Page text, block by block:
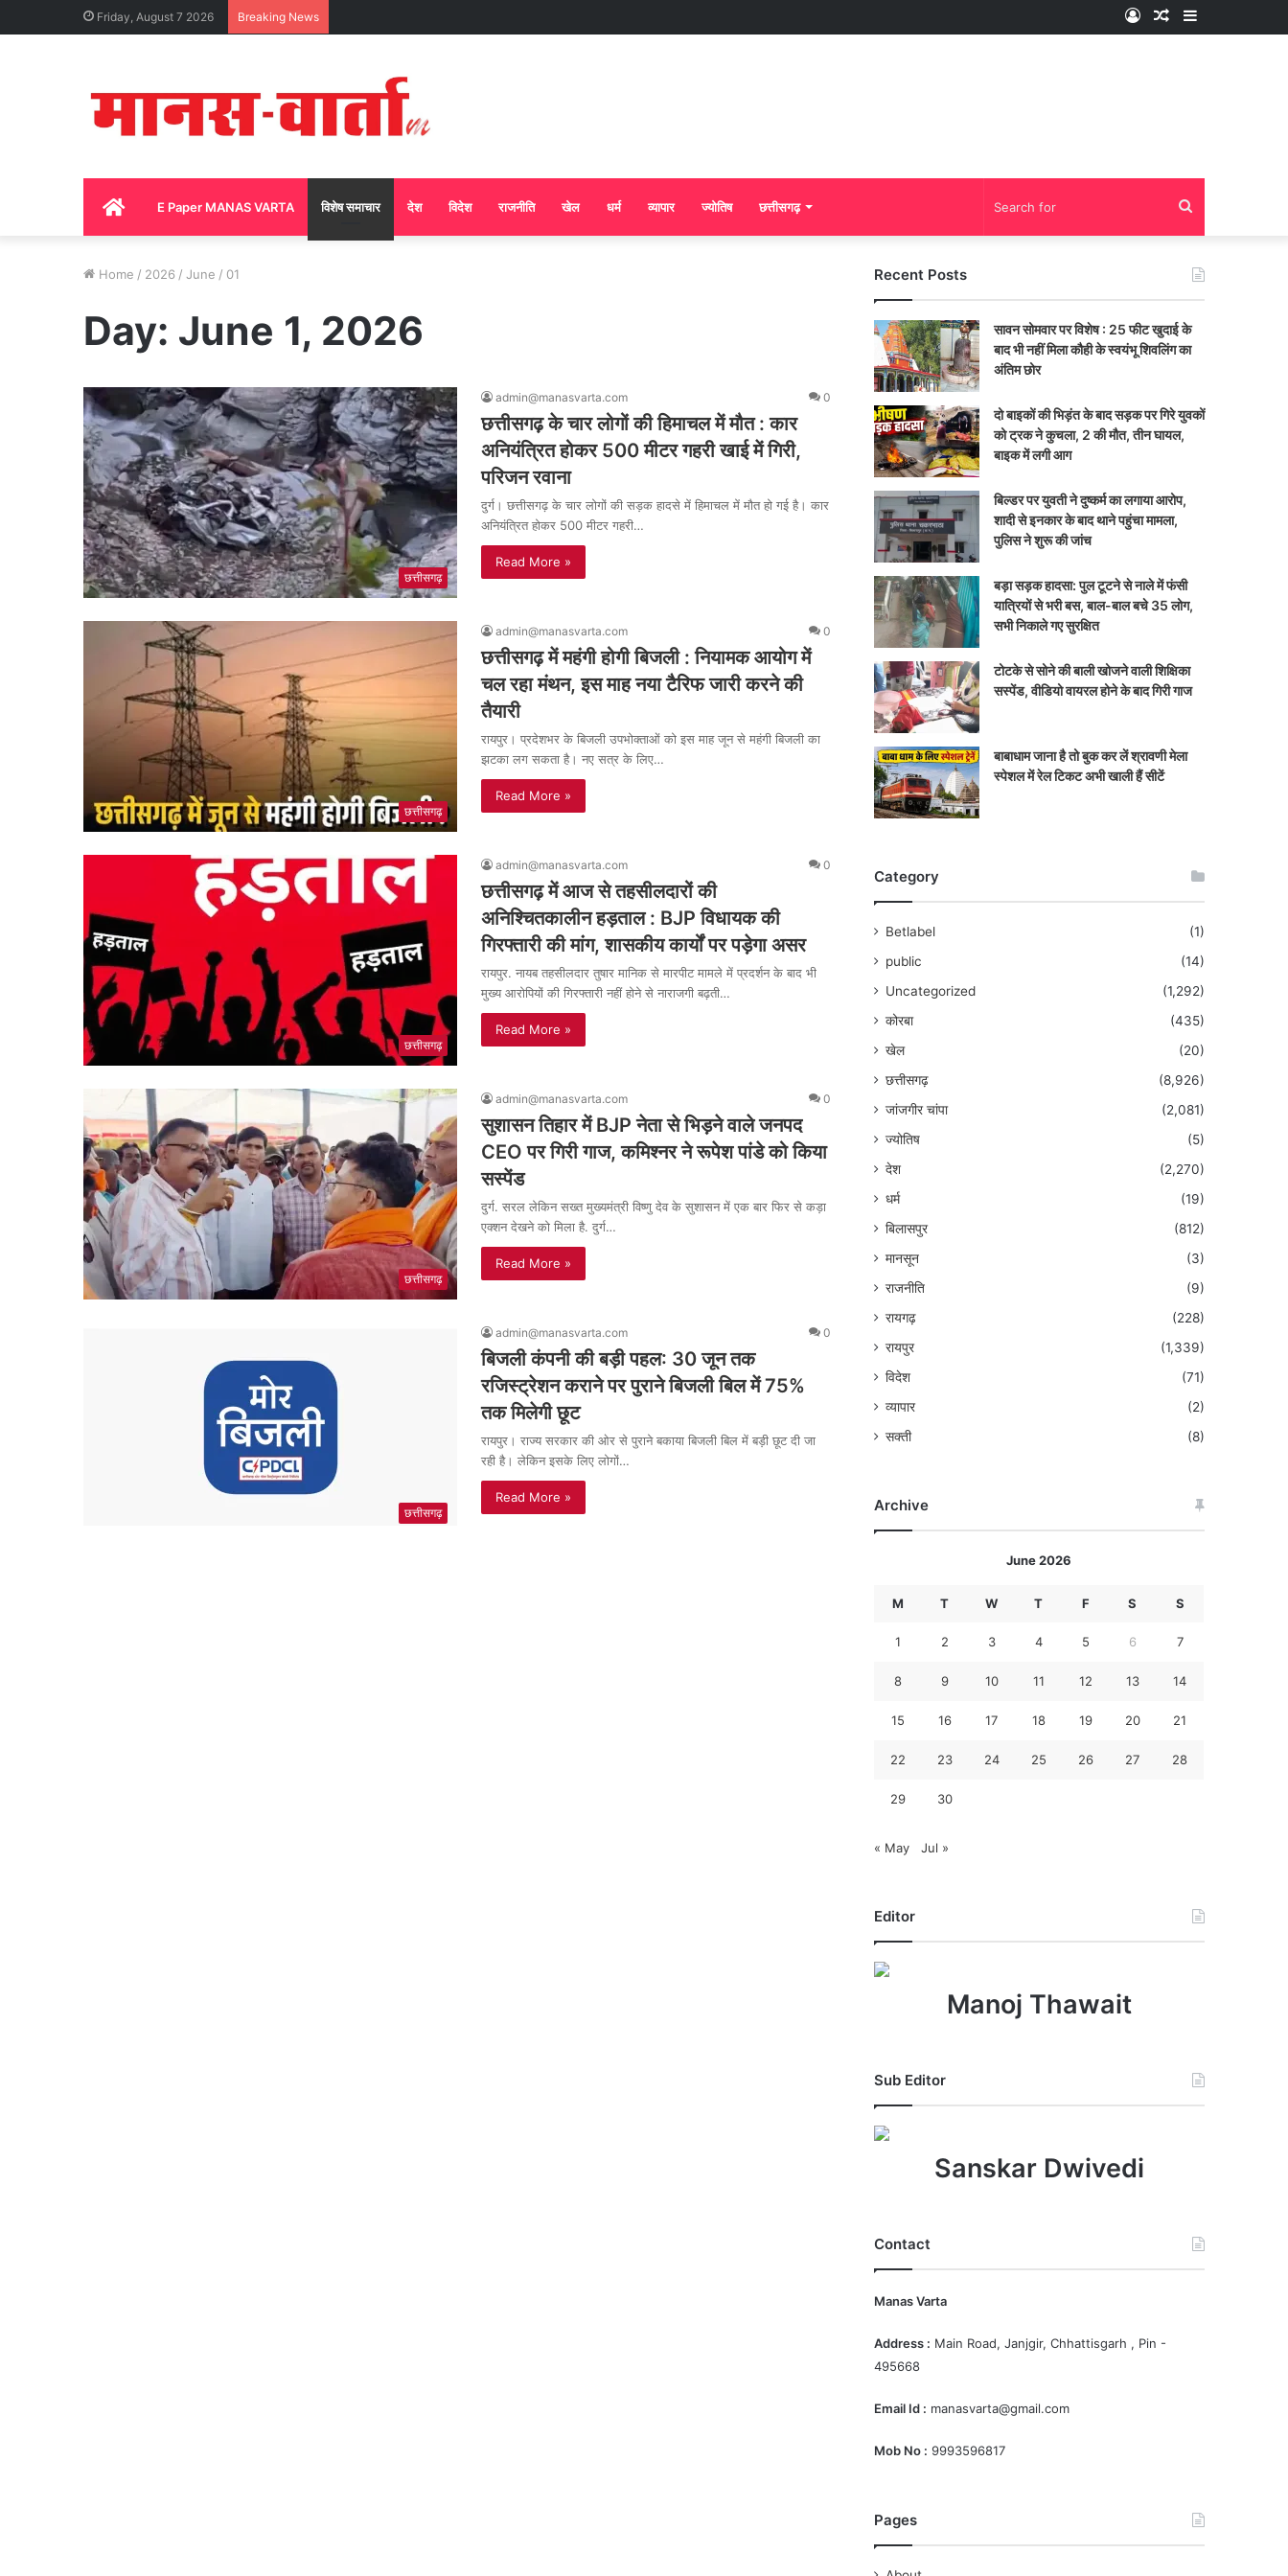
Friday, August 7 2026 Breaking News Sidebar
Random
Log
HomeE Paper MANAS VARTA विशेष समाचार देश विदेश राजनीति खेल धर्म व्यापार ज्योतिष छत्तीसगढ़ Search
for
Home / 2026 / June / 01
Day: June 1, 2026
छत्तीसगढ़
admin@manasvarta.com 0
छत्तीसगढ़ के चार लोगों की हिमाचल में मौत : कार
अनियंत्रित होकर 500 मीटर गहरी खाई में गिरी,
परिजन रवाना
दुर्ग। छत्तीसगढ़ के चार लोगों की सड़क हादसे में हिमाचल में मौत हो गई है। कार
अनियंत्रित होकर 500 मीटर गहरी…
Read More »
छत्तीसगढ़
admin@manasvarta.com 0
छत्तीसगढ़ में महंगी होगी बिजली : नियामक आयोग में
चल रहा मंथन, इस माह नया टैरिफ जारी करने की
तैयारी
रायपुर। प्रदेशभर के बिजली उपभोक्ताओं को इस माह जून से महंगी बिजली का
झटका लग सकता है। नए सत्र के लिए…
Read More »
छत्तीसगढ़
admin@manasvarta.com 0
छत्तीसगढ़ में आज से तहसीलदारों की
अनिश्चितकालीन हड़ताल : BJP विधायक की
गिरफ्तारी की मांग, शासकीय कार्यों पर पड़ेगा असर
रायपुर. नायब तहसीलदार तुषार मानिक से मारपीट मामले में प्रदर्शन के बाद भी
मुख्य आरोपियों की गिरफ्तारी नहीं होने से नाराजगी बढ़ती…
Read More »
छत्तीसगढ़
admin@manasvarta.com 0
सुशासन तिहार में BJP नेता से भिड़ने वाले जनपद
CEO पर गिरी गाज, कमिश्नर ने रूपेश पांडे को किया
सस्पेंड
दुर्ग. सरल लेकिन सख्त मुख्यमंत्री विष्णु देव के सुशासन में एक बार फिर से कड़ा
एक्शन देखने को मिला है. दुर्ग…
Read More »
छत्तीसगढ़
admin@manasvarta.com 0
बिजली कंपनी की बड़ी पहल: 30 जून तक
रजिस्ट्रेशन कराने पर पुराने बिजली बिल में 75%
तक मिलेगी छूट
रायपुर। राज्य सरकार की ओर से पुराने बकाया बिजली बिल में बड़ी छूट दी जा
रही है। लेकिन इसके लिए लोगों…
Read More »
Recent Posts
सावन सोमवार पर विशेष : 25 फीट खुदाई के
बाद भी नहीं मिला कौही के स्वयंभू शिवलिंग का
अंतिम छोर
दो बाइकों की भिड़ंत के बाद सड़क पर गिरे युवकों
को ट्रक ने कुचला, 2 की मौत, तीन घायल,
बाइक में लगी आग
बिल्डर पर युवती ने दुष्कर्म का लगाया आरोप,
शादी से इनकार के बाद थाने पहुंचा मामला,
पुलिस ने शुरू की जांच
बड़ा सड़क हादसा: पुल टूटने से नाले में फंसी
यात्रियों से भरी बस, बाल-बाल बचे 35 लोग,
सभी निकाले गए सुरक्षित
टोटके से सोने की बाली खोजने वाली शिक्षिका
सस्पेंड, वीडियो वायरल होने के बाद गिरी गाज
बाबाधाम जाना है तो बुक कर लें श्रावणी मेला
स्पेशल में रेल टिकट अभी खाली हैं सीटें
Category
Betlabel
(1)
public
(14)
Uncategorized
(1,292)
कोरबा
(435)
खेल
(20)
छत्तीसगढ़
(8,926)
जांजगीर चांपा
(2,081)
ज्योतिष
(5)
देश
(2,270)
धर्म
(19)
बिलासपुर
(812)
मानसून
(3)
राजनीति
(9)
रायगढ़
(228)
रायपुर
(1,339)
विदेश
(71)
व्यापार
(2)
सक्ती
(8)
Archive
June 2026
M T W T F S S
1 2 3 4 5 6 7
8 9 10 11 12 13 14
15 16 17 18 19 20 21
22 23 24 25 26 27 28
29 30
« May Jul »
Editor
Manoj Thawait
Sub Editor
Sanskar Dwivedi
Contact
Manas Varta
Address : Main Road, Janjgir, Chhattisgarh , Pin -
495668
Email Id : manasvarta@gmail.com
Mob No : 9993596817
Pages